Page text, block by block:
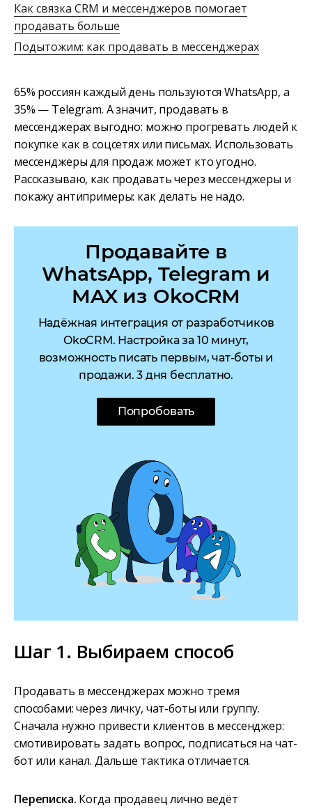
Как связка CRM и мессенджеров помогает
продавать больше
Подытожим: как продавать в мессенджерах
65% россиян каждый день пользуются WhatsApp, а
35% — Telegram. А значит, продавать в
мессенджерах выгодно: можно прогревать людей к
покупке как в соцсетях или письмах. Использовать
мессенджеры для продаж может кто угодно.
Рассказываю, как продавать через мессенджеры и
покажу антипримеры: как делать не надо.
Продавайте в
WhatsApp, Telegram и
MAX из OkoCRM
Надёжная интеграция от разработчиков
OkoCRM. Настройка за 10 минут,
возможность писать первым, чат-боты и
продажи. 3 дня бесплатно.
Попробовать
Шаг 1. Выбираем способ
Продавать в мессенджерах можно тремя
способами: через личку, чат-боты или группу.
Сначала нужно привести клиентов в мессенджер:
смотивировать задать вопрос, подписаться на чат-
бот или канал. Дальше тактика отличается.
Переписка. Когда продавец лично ведёт